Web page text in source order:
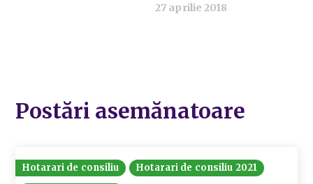
27 aprilie 2018
Postări asemănatoare
Hotarari de consiliu
Hotarari de consiliu 2021